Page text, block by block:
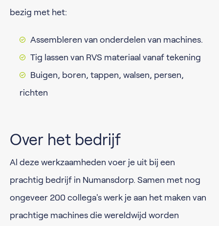
bezig met het:
Assembleren van onderdelen van machines.
Tig lassen van RVS materiaal vanaf tekening
Buigen, boren, tappen, walsen, persen,
richten
Over het bedrijf
Al deze werkzaamheden voer je uit bij een
prachtig bedrijf in Numansdorp. Samen met nog
ongeveer 200 collega's werk je aan het maken van
prachtige machines die wereldwijd worden